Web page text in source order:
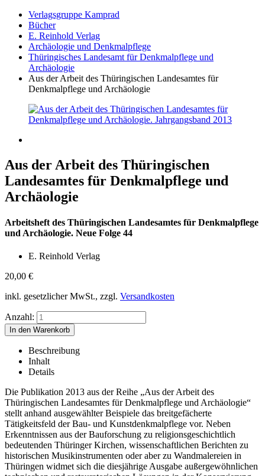
Verlagsgruppe Kamprad
Bücher
E. Reinhold Verlag
Archäologie und Denkmalpflege
Thüringisches Landesamt für Denkmalpflege und
Archäologie
Aus der Arbeit des Thüringischen Landesamtes für
Denkmalpflege und Archäologie
Aus der Arbeit des Thüringischen
Landesamtes für Denkmalpflege und
Archäologie
Arbeitsheft des Thüringischen Landesamtes für Denkmalpflege
und Archäologie. Neue Folge 44
E. Reinhold Verlag
20,00 €
inkl. gesetzlicher MwSt., zzgl. Versandkosten
Anzahl:
Beschreibung
Inhalt
Details
Die Publikation 2013 aus der Reihe „Aus der Arbeit des
Thüringischen Landesamtes für Denkmalpflege und Archäologie“
stellt anhand ausgewählter Beispiele das breitgefächerte
Tätigkeitsfeld der Bau- und Kunstdenkmalpflege vor. Neben
Erkenntnissen aus der Bauforschung zu religionsgeschichtlich
bedeutenden Thüringer Kirchen, wissenschaftlichen Berichten zu
historischen Musikinstrumenten oder aber zu Wandmalereien in
Thüringen widmet sich die diesjährige Ausgabe außergewöhnlichen